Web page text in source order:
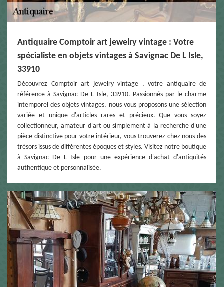
Antiquaire Comptoir art jewelry vintage : Votre
spécialiste en objets vintages à Savignac De L Isle,
33910
Découvrez Comptoir art jewelry vintage , votre antiquaire de
référence à Savignac De L Isle, 33910. Passionnés par le charme
intemporel des objets vintages, nous vous proposons une sélection
variée et unique d'articles rares et précieux. Que vous soyez
collectionneur, amateur d'art ou simplement à la recherche d'une
pièce distinctive pour votre intérieur, vous trouverez chez nous des
trésors issus de différentes époques et styles. Visitez notre boutique
à Savignac De L Isle pour une expérience d'achat d'antiquités
authentique et personnalisée.